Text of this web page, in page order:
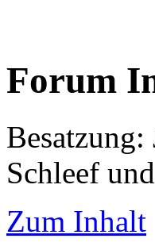
Forum
Schleef
Zum Inhalt